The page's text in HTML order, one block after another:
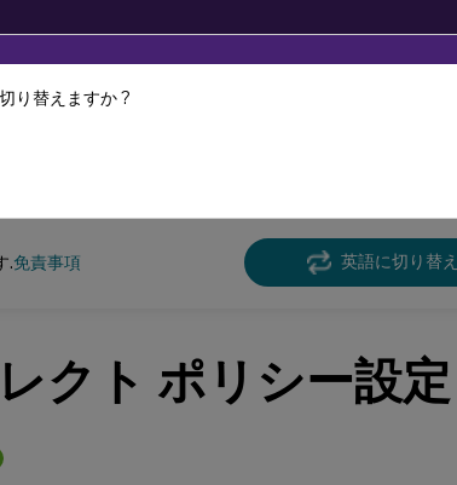
す。
.免責事項 英語に切り替え
クト ポリシー設定
り替えますか ?